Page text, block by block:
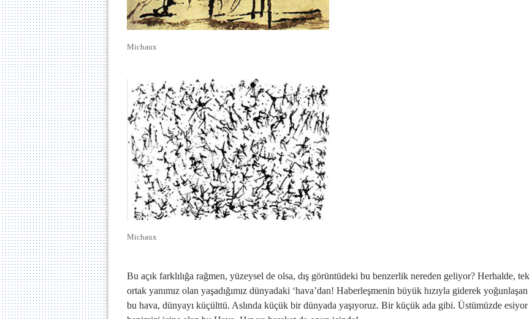
Michaux
Michaux
Bu açık farklılığa rağmen, yüzeysel de olsa, dış görüntüdeki bu benzerlik nereden geliyor? Herhalde, tek
ortak yanımız olan yaşadığımız dünyadaki ‘hava’dan! Haberleşmenin büyük hızıyla giderek yoğunlaşan
bu hava, dünyayı küçülttü. Aslında küçük bir dünyada yaşıyoruz. Bir küçük ada gibi. Üstümüzde esiyor